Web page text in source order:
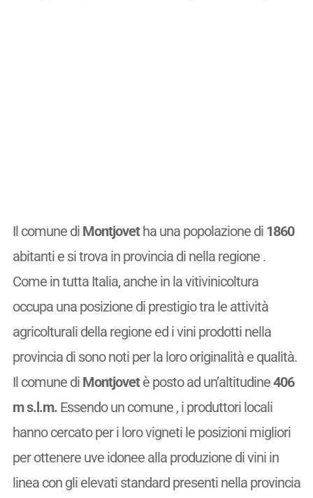
Il comune di Montjovetha una popolazione di 1860
abitanti e si trova in provincia di nella regione .
Come in tutta Italia, anche in la vitivinicoltura
occupa una posizione di prestigio tra le attività
agricolturali della regione ed i vini prodotti nella
provincia di sono noti per la loro originalità e qualità.
Il comune di Montjovetè posto ad un’altitudine406
m s.l.m.Essendo un comune , i produttori locali
hanno cercato per i loro vigneti le posizioni migliori
per ottenere uve idonee alla produzione di vini in
linea con gli elevati standard presenti nella provincia